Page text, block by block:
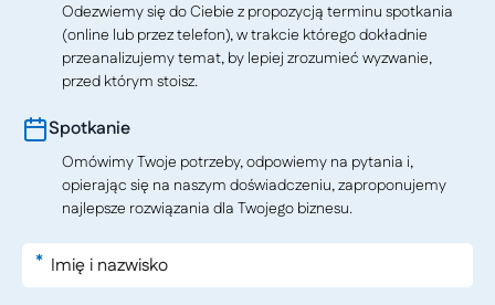
Odezwiemy się do Ciebie z propozycją terminu spotkania
(online lub przez telefon), w trakcie którego dokładnie
przeanalizujemy temat, by lepiej zrozumieć wyzwanie,
przed którym stoisz.
Spotkanie
Omówimy Twoje potrzeby, odpowiemy na pytania i,
opierając się na naszym doświadczeniu, zaproponujemy
najlepsze rozwiązania dla Twojego biznesu.
*